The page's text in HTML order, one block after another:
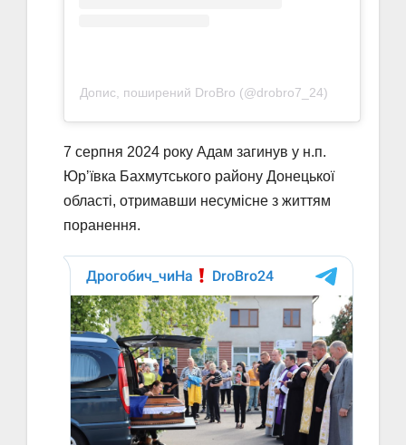
Допис, поширений DroBro (@drobro7_24)
7 серпня 2024 року Адам загинув у н.п.
Юрʼївка Бахмутського району Донецької
області, отримавши несумісне з життям
поранення.